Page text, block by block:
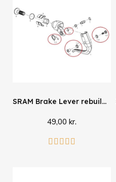
SRAM Brake Lever rebuild kit
49,00 kr.
    